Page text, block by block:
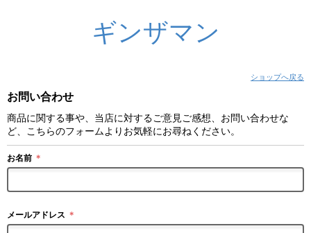
ギンザマン
ショップへ戻る
お問い合わせ
商品に関する事や、当店に対するご意見ご感想、お問い合わせな
ど、こちらのフォームよりお気軽にお尋ねください。
お名前 ＊
メールアドレス ＊